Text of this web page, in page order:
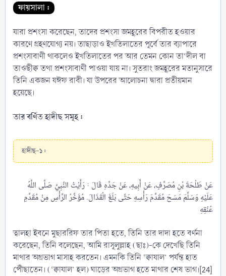
ফায়সালা :
যারা প্রশংসা করেছেন, তাদের প্রশংসা জমহূরের বিপরীত হওয়ার
কারণে গ্রহণযোগ্য নয়। তাছাড়াও ইখতিলাতের পূর্বে তার ব্যাপারে
প্রশংসাবাণী থাকলেও ইখতিলাতের পর আর তেমন কোন তা‘দীল বা
তাওছীক্ব তথা প্রশংসাবাণী পাওয়া যায় না। সুতরাং জমহূরের মতানুসারে
তিনি একজন যঈফ রাবী। যা উপরের আলোচনা দ্বারা প্রতীয়মান
হয়েছে।
তার বর্ণিত হাদীছ সমূহ :
হাদীছ-১ :
عَنْ طَلْحَةَ بْنِ مُصَرِّفٍ، عَنْ أَبِيهِ، عَنْ جَدِّهِ قَالَ : رَأَيْتُ النَّبِيَّ صَلَّى اللَّهُ
عَلَيْهِ وَسَلَّمَ مَسَحَ مُقَدَّمَ رَأْسِهِ حَتَّى بَلَغَ الْقَذَالَ. مُؤَخَّرُ الرَّأْسِ مِنْ مُقَدَّمِ
ত্বালহা ইবনে মুছাররিফ তার পিতা হতে, তিনি তার দাদা হতে বর্ণনা
করেছেন, তিনি বলেছেন, আমি রাসূলুল্লাহ (ছাঃ)-কে দেখেছি তিনি
মাথার অগ্রভাগ মাসাহ করতেন। এমনকি তিনি ‘ক্বাযাল’ পর্যন্ত হাত
পৌঁছাতেন। (‘ক্বাযাল’ হল) ঘাড়ের অগ্রভাগ হতে মাথার শেষ ভাগ।[24]